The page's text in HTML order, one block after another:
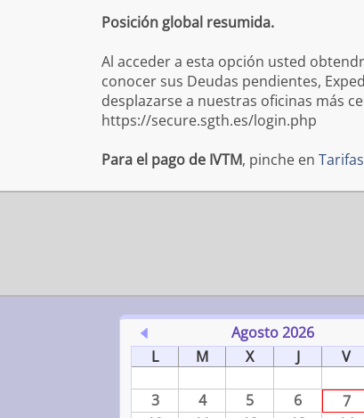
Posición global resumida.
Al acceder a esta opción usted
conocer sus Deudas pendientes,
desplazarse a nuestras oficinas más
https://secure.sgth.es/login.php
Para el pago de IVTM, pinche en
Agosto 2026
L
M X J V
3
4 5 6 7